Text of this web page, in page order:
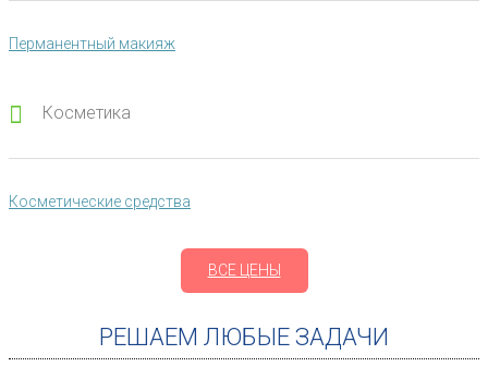
Перманентный макияж
Косметика
Косметические средства
ВСЕ ЦЕНЫ
РЕШАЕМ ЛЮБЫЕ ЗАДАЧИ